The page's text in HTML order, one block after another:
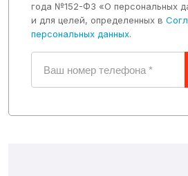
Гидроклапаны
Радиаторы
Интеркуллеры
года №152-ФЗ «О персональных
и для целей, определенных в
персональных данных.